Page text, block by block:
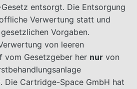
entsorgt. Die Entsorgung
Verwertung statt und
Vorgaben.
von leeren
vom Gesetzgeber her nur von
Die Cartridge-Space GmbH hat